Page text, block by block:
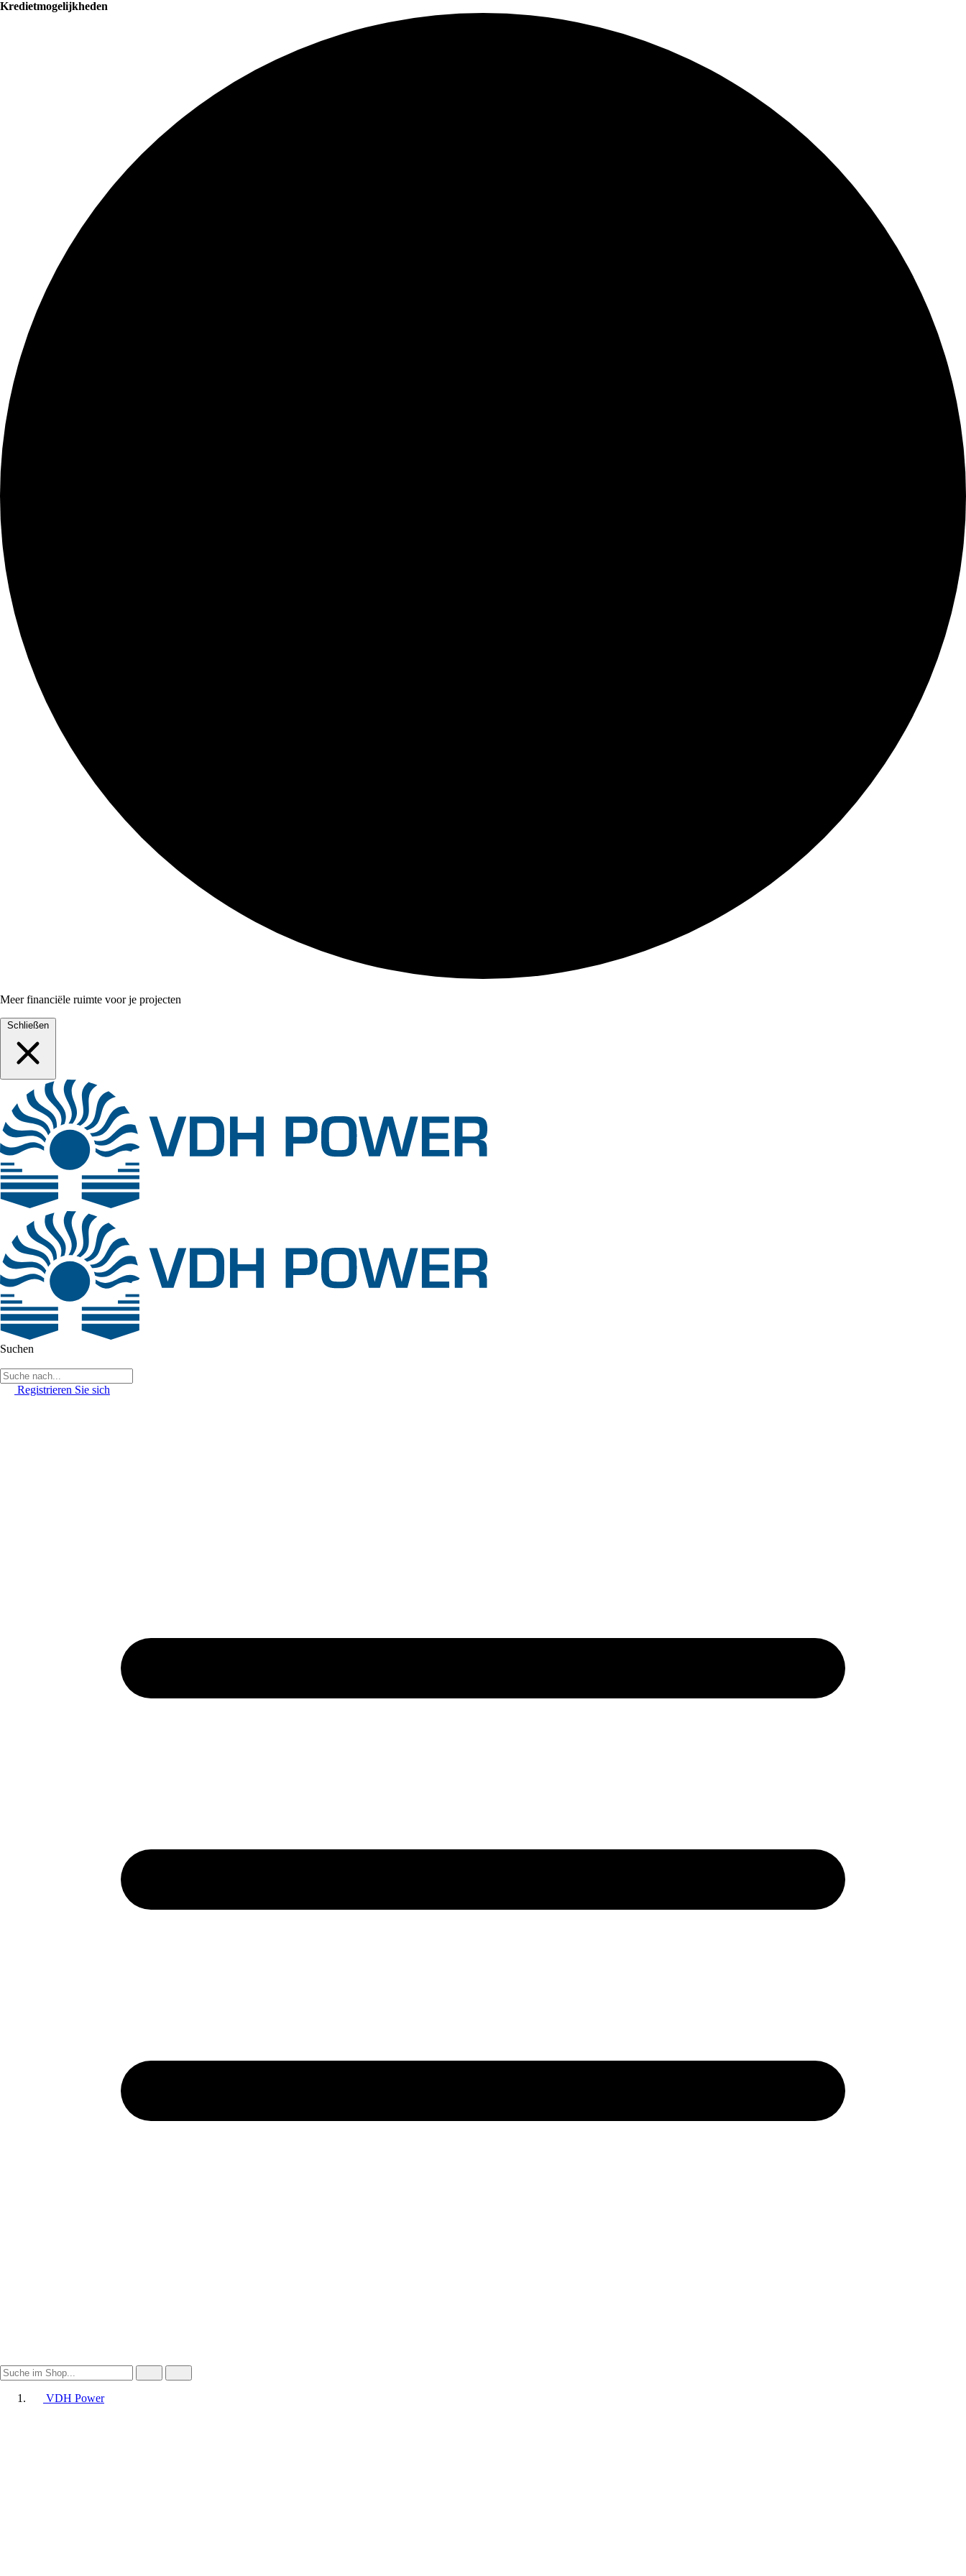
Kredietmogelijkheden
Meer financiële ruimte voor je projecten
Schließen
Suchen
Registrieren Sie sich
VDH Power